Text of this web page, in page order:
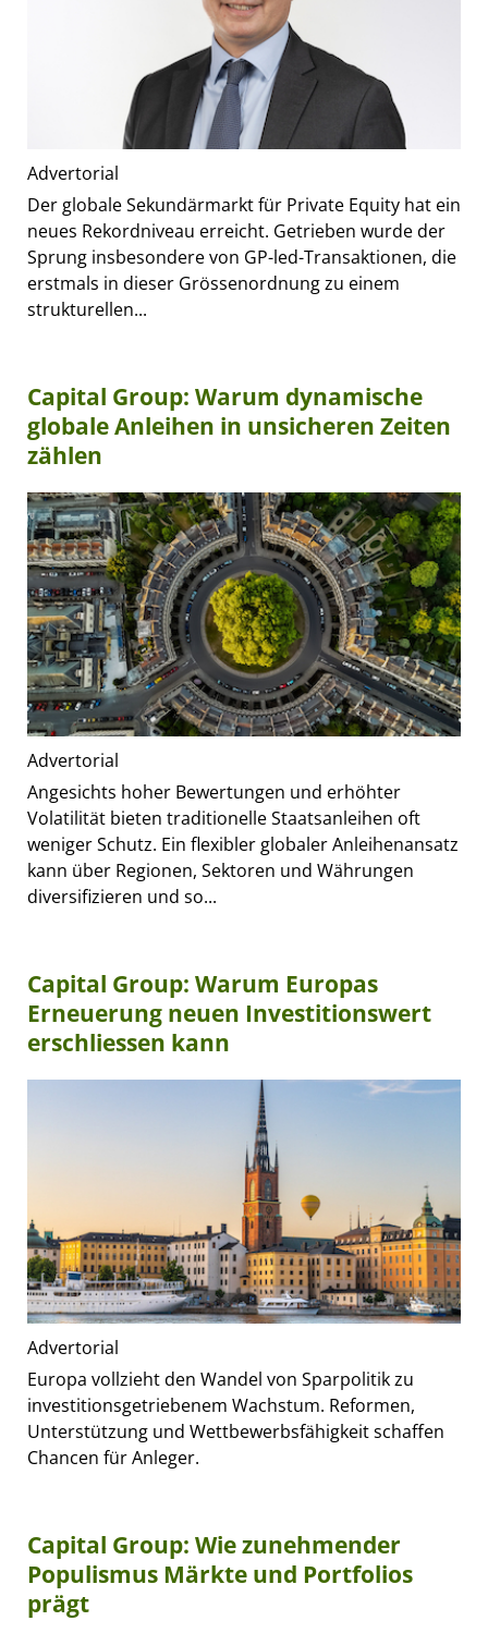
Advertorial
Der globale Sekundärmarkt für Private Equity hat ein
neues Rekordniveau erreicht. Getrieben wurde der
Sprung insbesondere von GP-led-Transaktionen, die
erstmals in dieser Grössenordnung zu einem
strukturellen...
Capital Group: Warum dynamische
globale Anleihen in unsicheren Zeiten
zählen
Advertorial
Angesichts hoher Bewertungen und erhöhter
Volatilität bieten traditionelle Staatsanleihen oft
weniger Schutz. Ein flexibler globaler Anleihenansatz
kann über Regionen, Sektoren und Währungen
diversifizieren und so...
Capital Group: Warum Europas
Erneuerung neuen Investitionswert
erschliessen kann
Advertorial
Europa vollzieht den Wandel von Sparpolitik zu
investitionsgetriebenem Wachstum. Reformen,
Unterstützung und Wettbewerbsfähigkeit schaffen
Chancen für Anleger.
Capital Group: Wie zunehmender
Populismus Märkte und Portfolios
prägt